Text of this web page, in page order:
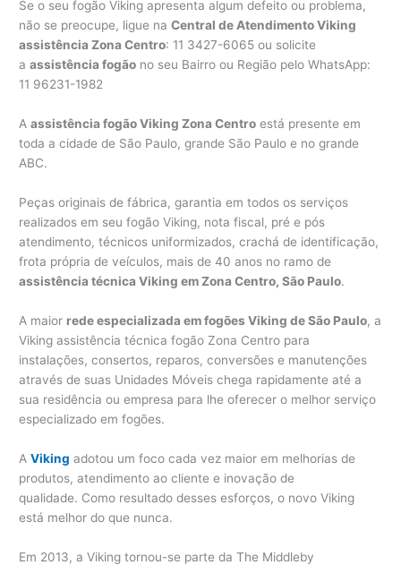
Se o seu fogão Viking apresenta algum defeito ou problema,
não se preocupe, ligue naCentral de Atendimento Viking
assistência Zona Centro: 11 3427-6065 ou solicite
aassistência fogão no seu Bairro ou Região pelo WhatsApp:
11 96231-1982
Aassistência fogão Viking Zona Centro está presente em
toda a cidade de São Paulo, grande São Paulo e no grande
ABC.
Peças originais de fábrica, garantia em todos os serviços
realizados em seu fogão Viking, nota fiscal, pré e pós
atendimento, técnicos uniformizados, crachá de identificação,
frota própria de veículos, mais de 40 anos no ramo de
assistência técnica Viking em Zona Centro, São Paulo.
A maior rede especializada em fogões Viking de São Paulo, a
Viking assistência técnica fogão Zona Centro para
instalações, consertos, reparos, conversões e manutenções
através de suas Unidades Móveis chega rapidamente até a
sua residência ou empresa para lhe oferecer o melhor serviço
especializado em fogões.
AViking adotou um foco cada vez maior em melhorias de
produtos, atendimento ao cliente e inovação de
qualidade. Como resultado desses esforços, o novo Viking
está melhor do que nunca.
Em 2013, a Viking tornou-se parte da The Middleby